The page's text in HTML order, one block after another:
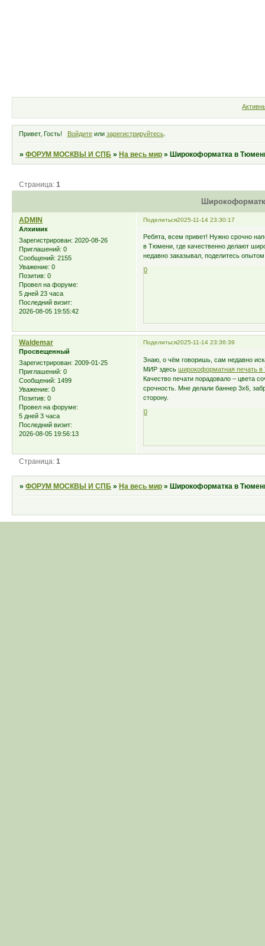
Привет, Гость! Войдитеили зарегистрируйтесь.
»ФОРУМ МОСКВЫ И СПБ »На весь мир »Широкоформатка в
Страница:1
Поделиться2025-11-14 23:30:17
ADMIN
Алхимик
Зарегистрирован: 2020-08-26
Приглашений: 0
Сообщений: 2155
Уважение: 0
Позитив: 0
Провел на форуме:
5 дней 23 часа
Последний визит:
2026-08-05 19:55:42
Ребята, всем привет! Нужно срочно
в Тюмени, где качественно делают
недавно заказывал, поделитесь
0
Поделиться2025-11-14 23:36:39
Waldemar
Просвещенный
Зарегистрирован: 2009-01-25
Приглашений: 0
Сообщений: 1499
Уважение: 0
Позитив: 0
Провел на форуме:
5 дней 3 часа
Последний визит:
2026-08-05 19:56:13
Знаю, о чём говоришь, сам недавно
МИР здесьширокоформатная печать
Качество печати порадовало – цвета
срочность. Мне делали баннер 3х6,
сторону.
0
Страница:1
»ФОРУМ МОСКВЫ И СПБ » На весь мир » Широкоформатка в